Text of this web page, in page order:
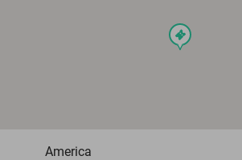
events
America